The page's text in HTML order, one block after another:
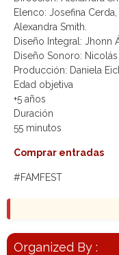
Elenco: Josefina
Alexandra Smith.
Diseño Integral: Jhonn
Diseño Sonoro:
Producción: Daniela
Edad objetiva
+5 años
Duración
55 minutos
Comprar entradas
#FAMFEST
Organized By :